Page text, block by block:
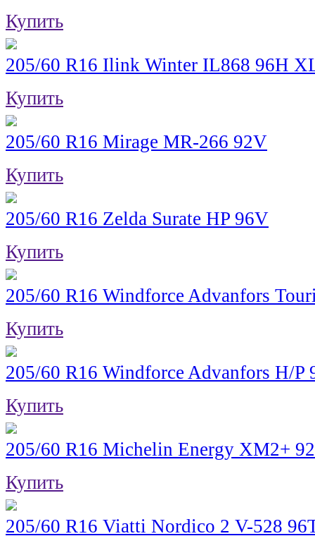
Купить
205/60 R16 Ilink Winter IL868 96H
Купить
205/60 R16 Mirage MR-266 92V
Купить
205/60 R16 Zelda Surate HP 96V
Купить
205/60 R16 Windforce Advanfors
Купить
205/60 R16 Windforce Advanfors H/P
Купить
205/60 R16 Michelin Energy XM2+
Купить
205/60 R16 Viatti Nordico 2 V-528